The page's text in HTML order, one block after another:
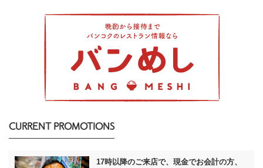
CURRENT PROMOTIONS
17時以降のご来店で、現金でお会計の方、